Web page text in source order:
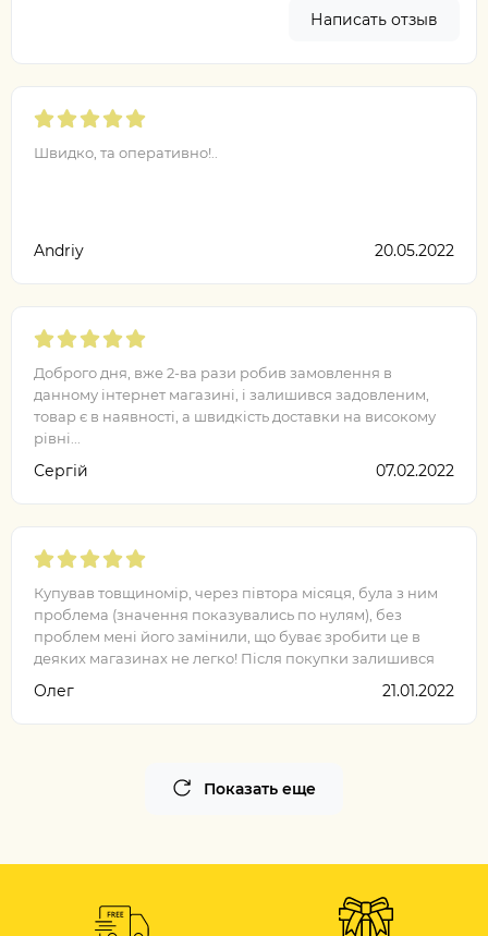
Написать отзыв
Швидко, та оперативно!..
Andriy 20.05.2022
Доброго дня, вже 2-ва рази робив замовлення в
данному інтернет магазині, і залишився задовленим,
товар є в наявності, а швидкість доставки на високому
рівні...
Сергій 07.02.2022
Купував товщиномір, через півтора місяця, була з ним
проблема (значення показувались по нулям), без
проблем мені його замінили, що буває зробити це в
деяких магазинах не легко! Після покупки залишився
Олег 21.01.2022
Показать еще